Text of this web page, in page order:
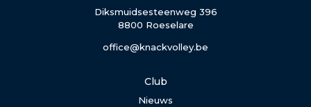
Diksmuidsesteenweg 396
8800 Roeselare
office@knackvolley.be
Club
Nieuws